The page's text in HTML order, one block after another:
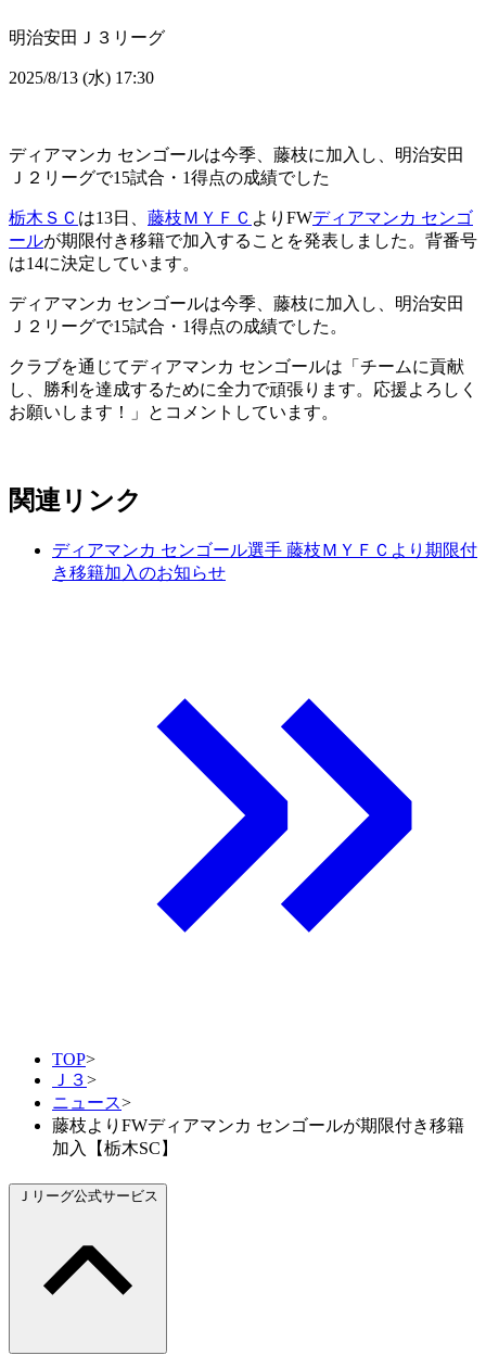
明治安田Ｊ３リーグ
2025/8/13 (水) 17:30
ディアマンカ センゴールは今季、藤枝に加入し、明治安田
Ｊ２リーグで15試合・1得点の成績でした
栃木ＳＣ は13日、 藤枝ＭＹＦＣ よりFWディアマンカ センゴ
ールが期限付き移籍で加入することを発表しました。背番号
は14に決定しています。
ディアマンカ センゴールは今季、藤枝に加入し、明治安田
Ｊ２リーグで15試合・1得点の成績でした。
クラブを通じてディアマンカ センゴールは「チームに貢献
し、勝利を達成するために全力で頑張ります。応援よろしく
お願いします！」とコメントしています。
関連リンク
ディアマンカ センゴール選手 藤枝ＭＹＦＣより期限付
き移籍加入のお知らせ
TOP>
Ｊ３>
ニュース>
藤枝よりFWディアマンカ センゴールが期限付き移籍
加入【栃木SC】
Ｊリーグ公式サービス